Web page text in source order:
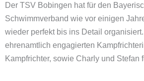
Der TSV Bobingen hat für den
Schwimmverband wie vor einigen
wieder perfekt bis ins Detail
ehrenamtlich engagierten
Kampfrichter, sowie Charly und Stefan